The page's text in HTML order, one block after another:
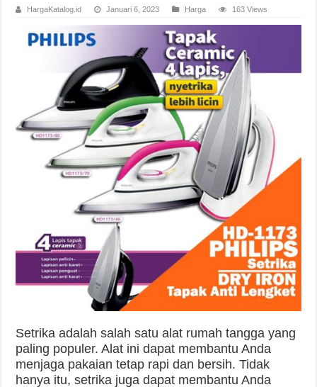
HargaKatalog.id Januari 6, 2023 Harga 163 Views
Setrika adalah salah satu alat rumah tangga yang
paling populer. Alat ini dapat membantu Anda
menjaga pakaian tetap rapi dan bersih. Tidak
hanya itu, setrika juga dapat membantu Anda